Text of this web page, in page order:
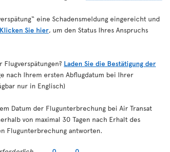
eine Schadensmeldung eingereicht und
Klicken Sie hier, um den Status Ihres Anspruchs
Laden Sie die Bestätigung der
nach Ihrem ersten Abflugdatum bei Ihrer
nur in Englisch)
Datum der Flugunterbrechung bei Air Transat
von maximal 30 Tagen nach Erhalt des
Flugunterbrechung antworten.